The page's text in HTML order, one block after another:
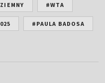
#WTA
#PAULA BADOSA